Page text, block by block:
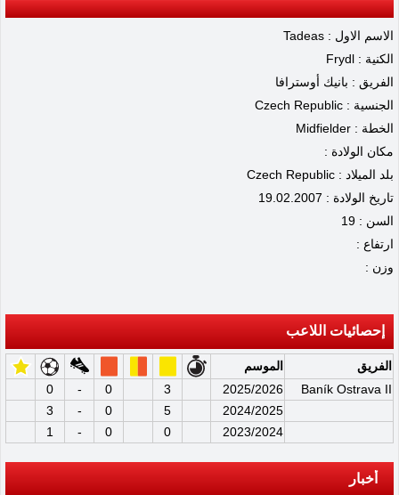
الاسم الاول : Tadeas
الكنية : Frydl
الفريق : بانيك أوسترافا
الجنسية : Czech Republic
الخطة : Midfielder
مكان الولادة :
بلد الميلاد : Czech Republic
تاريخ الولادة : 19.02.2007
السن : 19
ارتفاع :
وزن :
إحصائيات اللاعب
الفريق
الموسم
Baník Ostrava II
2025/2026
3
0
-
0
2024/2025
5
0
-
3
2023/2024
0
0
-
1
أخبار